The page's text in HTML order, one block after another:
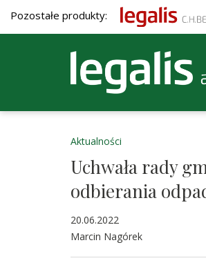
Pozostałe produkty:
Aktualności
Uchwała rady
odbierania
20.06.2022
Marcin Nagórek